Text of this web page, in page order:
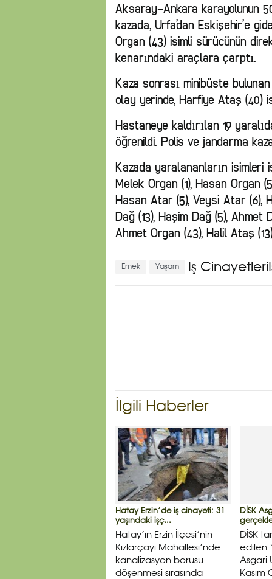
Aksaray-Ankara karayolunun
kazada, Urfa’dan Eskişehir’e
Organ (43) isimli sürücünün
kenarındaki araçlara çarptı.
Kaza sonrası minibüste
olay yerinde, Harfiye Ataş (40)
Hastaneye kaldırılan 19
öğrenildi. Polis ve jandarma
Kazada yaralananların isimleri
Melek Organ (1), Hasan Organ
Hasan Atar (5), Veysi Atar (6),
Dağ (13), Haşim Dağ (5),
Ahmet Organ (43), Halil Ataş
Emek İş
Yaşam
İlgili Haberler
Hatay Erzin’de iş cinayeti: 31
yaşındaki işç...
Hatay’ın Erzin İlçesi’nin
Kızlarçayı Mahallesi’nde
kanalizasyon borusu
döşenmesi sırasında
DİSK
DİSK
edilen
Asgari
Kasım